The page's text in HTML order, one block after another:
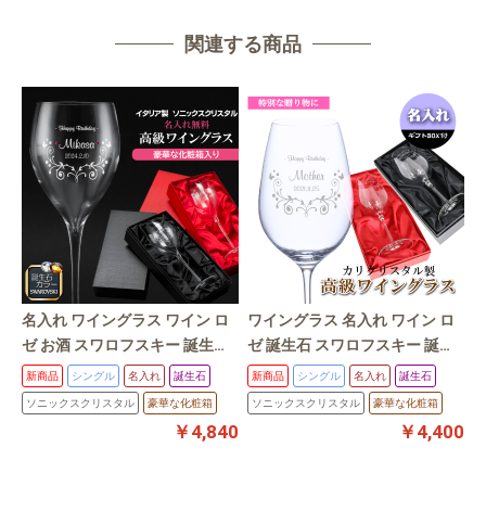
関連する商品
名入れ ワイングラス ワイン ロ
ゼ お酒 スワロフスキー 誕生石
誕生日プレゼント 名前入れ グ
ラス 記念日 ポプラS
新商品 シングル 名入れ 誕生石
ソニックスクリスタル 豪華な化粧箱
￥4,840
ワイングラス 名入れ ワイン ロ
ゼ 誕生石 スワロフスキー 誕生
日プレゼント アニバーサリーギ
フト 名前入れ 名入れギフト マ
ロンS
新商品 シングル 名入れ 誕生石
ソニックスクリスタル 豪華な化粧箱
￥4,400